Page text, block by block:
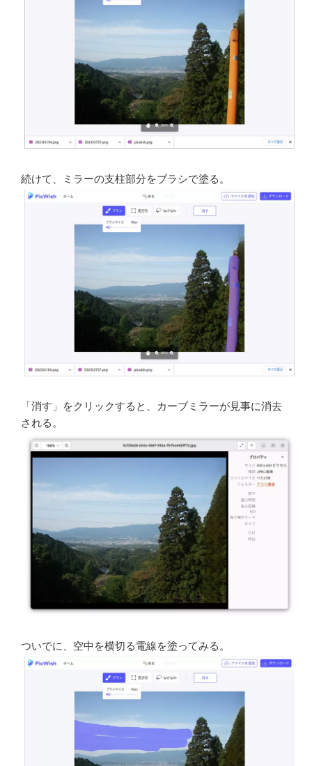
続けて、ミラーの支柱部分をブラシで塗る。
「消す」をクリックすると、カーブミラーが見事に消去
される。
ついでに、空中を横切る電線を塗ってみる。